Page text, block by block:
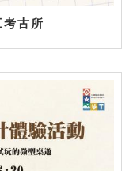
考古所